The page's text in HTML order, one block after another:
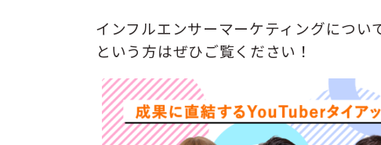
インフルエンサーマーケティングにつ
という方はぜひご覧ください！